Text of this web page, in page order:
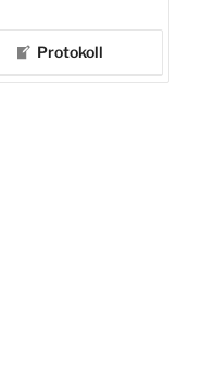
Protokoll